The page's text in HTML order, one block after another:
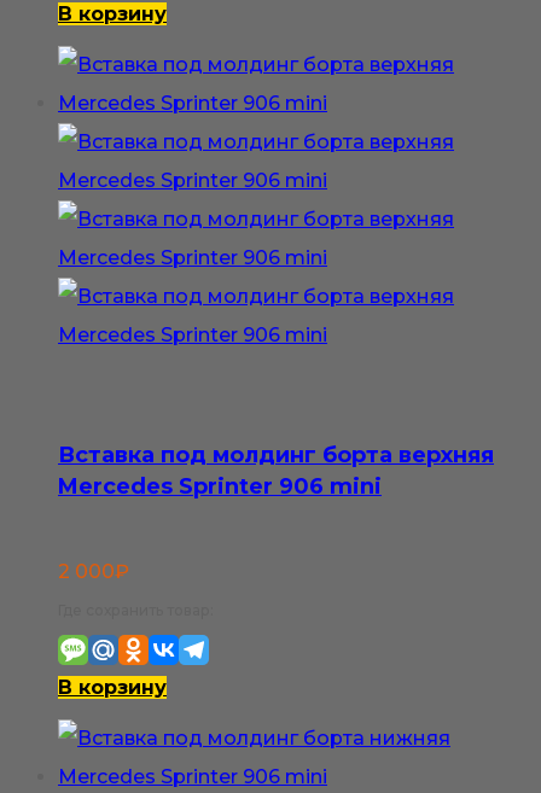
В корзину
Вставка под молдинг борта верхняя
Mercedes Sprinter 906 mini
2 000₽
В корзину